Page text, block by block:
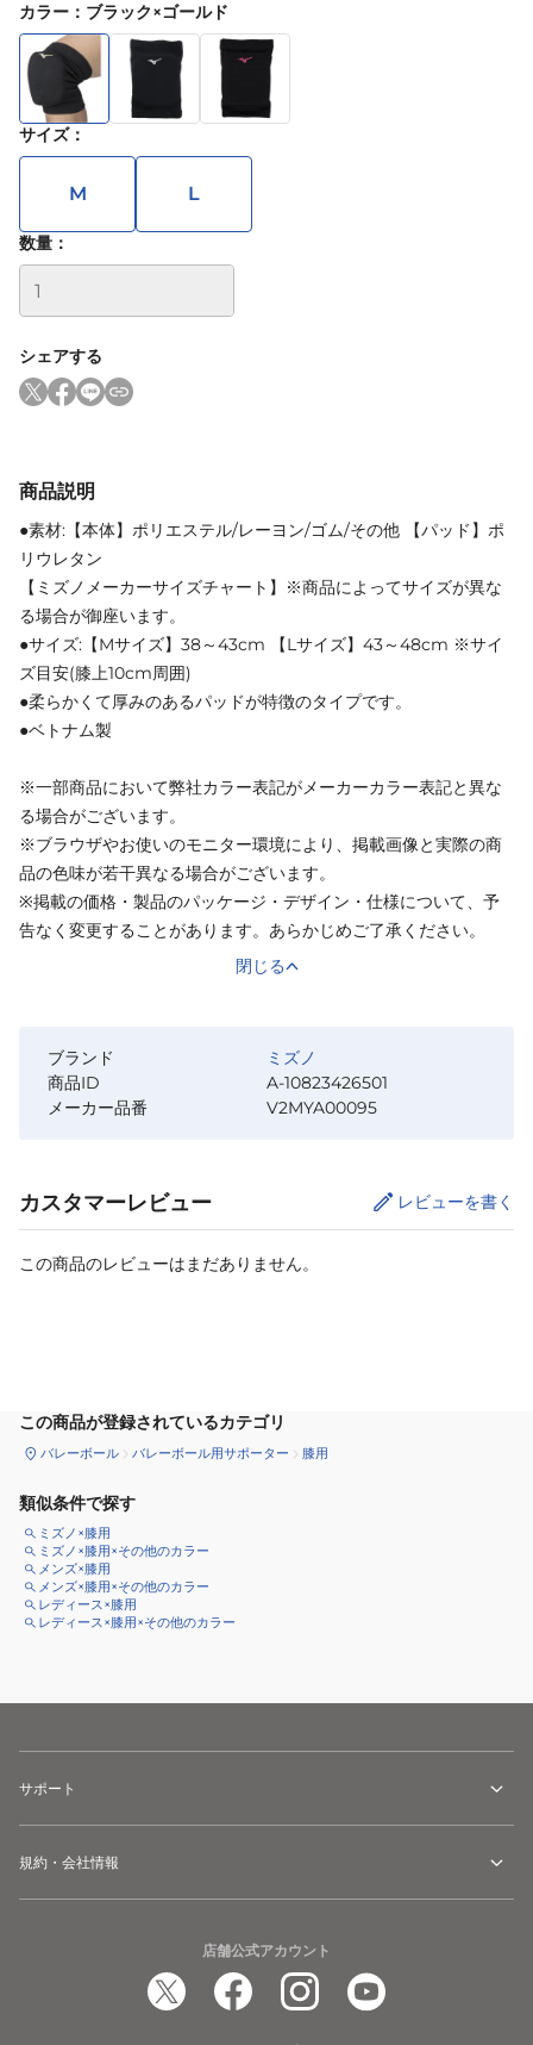
カラー ： ブラック×ゴールド
サイズ：
M L
数量：
シェアする
商品説明
●素材:【本体】ポリエステル/レーヨン/ゴム/その他 【パッド】ポ
リウレタン
【ミズノメーカーサイズチャート】※商品によってサイズが異な
る場合が御座います。
●サイズ:【Mサイズ】38～43cm 【Lサイズ】43～48cm ※サイ
ズ目安(膝上10cm周囲)
●柔らかくて厚みのあるパッドが特徴のタイプです。
●ベトナム製
※一部商品において弊社カラー表記がメーカーカラー表記と異な
る場合がございます。
※ブラウザやお使いのモニター環境により、掲載画像と実際の商
品の色味が若干異なる場合がございます。
※掲載の価格・製品のパッケージ・デザイン・仕様について、予
告なく変更することがあります。あらかじめご了承ください。
閉じる
ブランド
ミズノ
商品ID
A-10823426501
メーカー品番
V2MYA00095
カスタマーレビュー レビューを書く
この商品のレビューはまだありません。
この商品が登録されているカテゴリ
バレーボール バレーボール用サポーター 膝用
類似条件で探す
ミズノ×膝用
ミズノ×膝用×その他のカラー
メンズ×膝用
メンズ×膝用×その他のカラー
レディース×膝用
レディース×膝用×その他のカラー
サポート
規約・会社情報
店舗公式アカウント